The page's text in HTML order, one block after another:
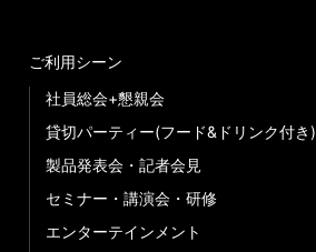
ご利用シーン
社員総会+懇親会
貸切パーティー(フード&ドリンク付き)
製品発表会・記者会見
セミナー・講演会・研修
エンターテインメント